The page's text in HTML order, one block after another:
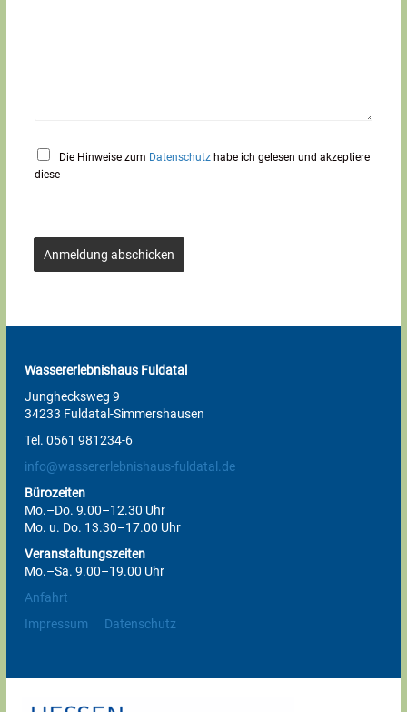
Die Hinweise zum Datenschutz habe ich gelesen und akzeptiere
diese
Anmeldung abschicken
Wassererlebnishaus Fuldatal
Junghecksweg 9
34233 Fuldatal-Simmershausen
Tel. 0561 981234-6
info@wassererlebnishaus-fuldatal.de
Bürozeiten
Mo.–Do. 9.00–12.30 Uhr
Mo. u. Do. 13.30–17.00 Uhr
Veranstaltungszeiten
Mo.–Sa. 9.00–19.00 Uhr
Anfahrt
Impressum
Datenschutz